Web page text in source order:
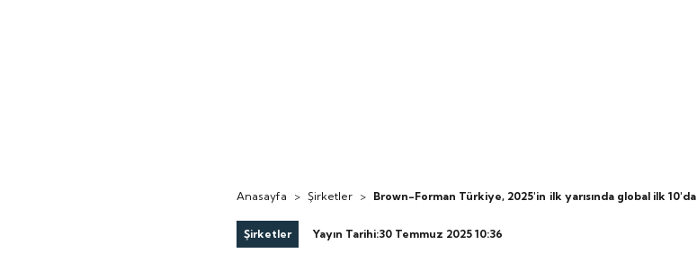
Anasayfa > Şirketler > Brown-Forman Türkiye, 2025'in ilk yarısında global ilk 10'da
Şirketler Yayın Tarihi:30 Temmuz 2025 10:36